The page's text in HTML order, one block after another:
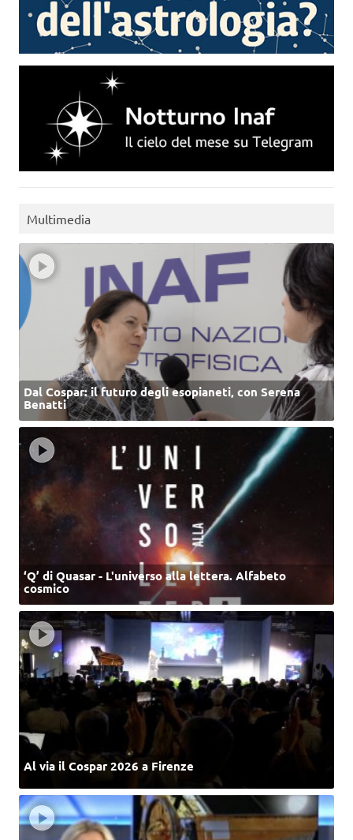
Multimedia
Dal Cospar: il futuro degli esopianeti, con Serena
Benatti
‘Q’ di Quasar - L'universo alla lettera. Alfabeto
cosmico
Al via il Cospar 2026 a Firenze